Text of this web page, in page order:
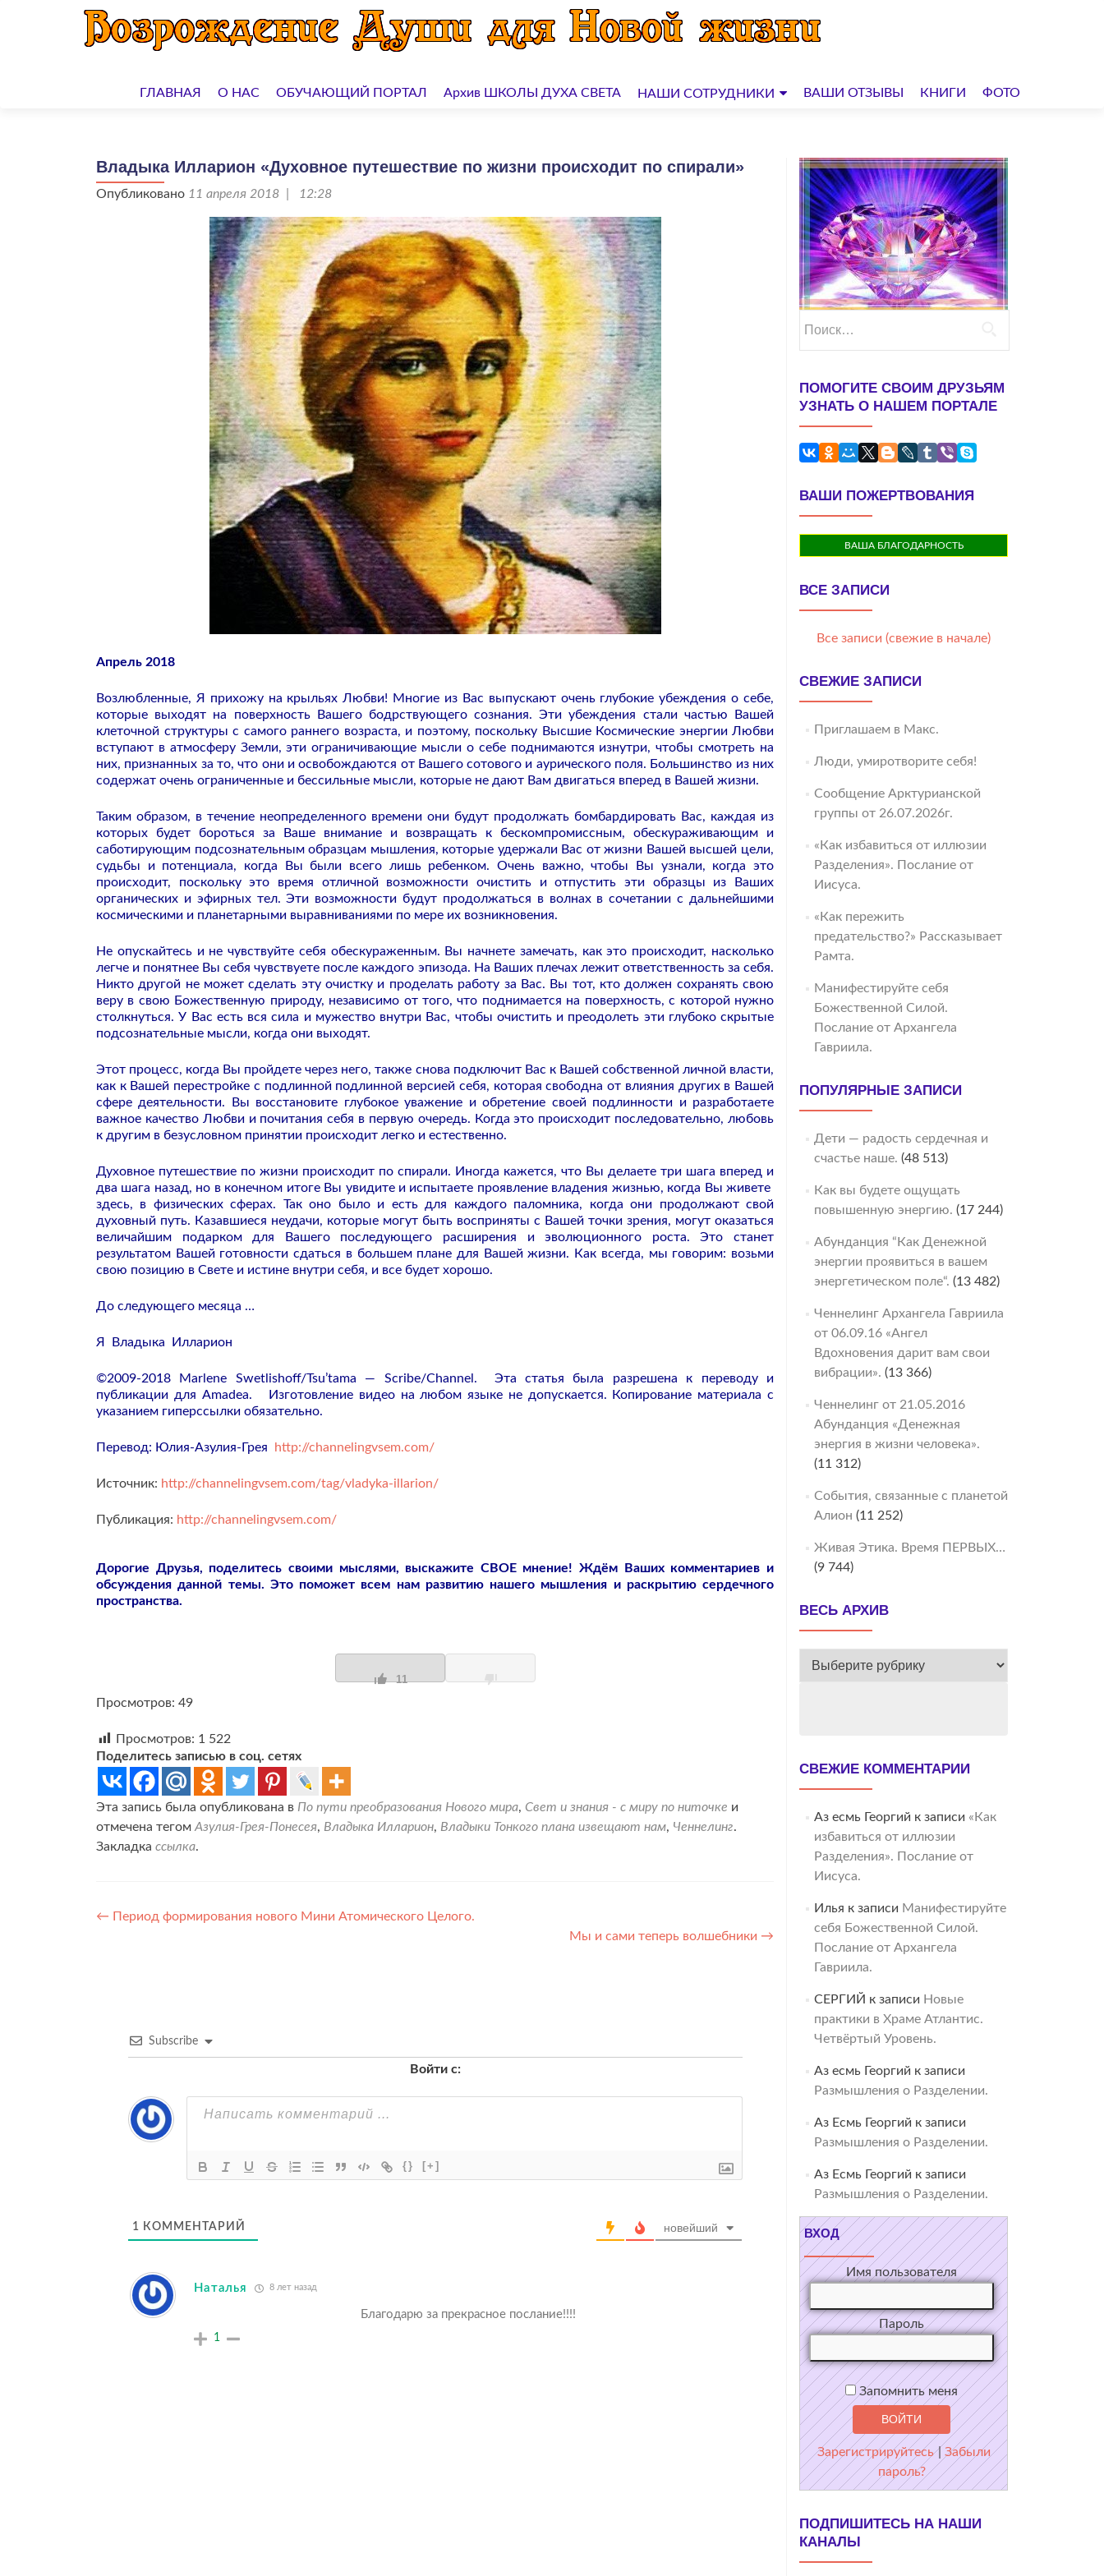
кГЛАВНАЯ О НАС ОБУЧАЮЩИЙ ПОРТАЛ Архив ШКОЛЫ ДУХА СВЕТА НАШИ СОТРУДНИКИ ВАШИ ОТЗЫВЫ КНИГИ ФОТО
Владыка Илларион «Духовное путешествие по жизни происходит по спирали»
Опубликовано 11 апреля 2018 | 12:28
Апрель 2018
Возлюбленные, Я прихожу на крыльях Любви! Многие из Вас выпускают очень глубокие убеждения о себе,
которые выходят на поверхность Вашего бодрствующего сознания. Эти убеждения стали частью Вашей
клеточной структуры с самого раннего возраста, и поэтому, поскольку Высшие Космические энергии Любви
вступают в атмосферу Земли, эти ограничивающие мысли о себе поднимаются изнутри, чтобы смотреть на
них, признанных за то, что они и освобождаются от Вашего сотового и аурического поля. Большинство из них
содержат очень ограниченные и бессильные мысли, которые не дают Вам двигаться вперед в Вашей жизни.
Таким образом, в течение неопределенного времени они будут продолжать бомбардировать Вас, каждая из
которых будет бороться за Ваше внимание и возвращать к бескомпромиссным, обескураживающим и
саботирующим подсознательным образцам мышления, которые удержали Вас от жизни Вашей высшей цели,
судьбы и потенциала, когда Вы были всего лишь ребенком. Очень важно, чтобы Вы узнали, когда это
происходит, поскольку это время отличной возможности очистить и отпустить эти образцы из Ваших
органических и эфирных тел. Эти возможности будут продолжаться в волнах в сочетании с дальнейшими
космическими и планетарными выравниваниями по мере их возникновения.
Не опускайтесь и не чувствуйте себя обескураженным. Вы начнете замечать, как это происходит, насколько
легче и понятнее Вы себя чувствуете после каждого эпизода. На Ваших плечах лежит ответственность за себя.
Никто другой не может сделать эту очистку и проделать работу за Вас. Вы тот, кто должен сохранять свою
веру в свою Божественную природу, независимо от того, что поднимается на поверхность, с которой нужно
столкнуться. У Вас есть вся сила и мужество внутри Вас, чтобы очистить и преодолеть эти глубоко скрытые
подсознательные мысли, когда они выходят.
Этот процесс, когда Вы пройдете через него, также снова подключит Вас к Вашей собственной личной власти,
как к Вашей перестройке с подлинной подлинной версией себя, которая свободна от влияния других в Вашей
сфере деятельности. Вы восстановите глубокое уважение и обретение своей подлинности и разработаете
важное качество Любви и почитания себя в первую очередь. Когда это происходит последовательно, любовь
к другим в безусловном принятии происходит легко и естественно.
Духовное путешествие по жизни происходит по спирали. Иногда кажется, что Вы делаете три шага вперед и
два шага назад, но в конечном итоге Вы увидите и испытаете проявление владения жизнью, когда Вы живете
здесь, в физических сферах. Так оно было и есть для каждого паломника, когда они продолжают свой
духовный путь. Казавшиеся неудачи, которые могут быть восприняты с Вашей точки зрения, могут оказаться
величайшим подарком для Вашего последующего расширения и эволюционного роста. Это станет
результатом Вашей готовности сдаться в большем плане для Вашей жизни. Как всегда, мы говорим: возьми
свою позицию в Свете и истине внутри себя, и все будет хорошо.
До следующего месяца …
Я Владыкa Илларион
©2009-2018 Marlene Swetlishoff/Tsu’tama — Scribe/Channel.
Эта статья была разрешена к переводу и
публикации для Amadea. Изготовление видео на любом языке не допускается. Копирование материала с
указанием гиперссылки обязательно.
Перевод: Юлия-Азулия-Грея http://channelingvsem.com/
Источник: http://channelingvsem.com/tag/vladyka-illarion/
Публикация: http://channelingvsem.com/
Дорогие Друзья, поделитесь своими мыслями, выскажите СВОЕ мнение! Ждём Ваших комментариев и
обсуждения данной темы. Это поможет всем нам развитию нашего мышления и раскрытию сердечного
пространства.
11
Просмотров: 49
Просмотров: 1 522
Поделитесь записью в соц. сетях
Эта запись была опубликована в По пути преобразования Нового мира, Свет и знания - с миру по ниточке и
отмечена тегом Азулия-Грея-Понесея, Владыка Илларион, Владыки Тонкого плана извещают нам, Ченнелинг.
Закладка ссылка.
Навигация
← Период формирования нового Мини Атомического Целого.
Мы и сами теперь волшебники →
Subscribe
Войти с:
{} [+]
1 КОММЕНТАРИЙ новейший
Наталья 8 лет назад
Благодарю за прекрасное послание!!!!
1
ПОМОГИТЕ СВОИМ ДРУЗЬЯМ
УЗНАТЬ О НАШЕМ ПОРТАЛЕ
ВАШИ ПОЖЕРТВОВАНИЯ
ВАША БЛАГОДАРНОСТЬ
ВСЕ ЗАПИСИ
Все записи (свежие в начале)
СВЕЖИЕ ЗАПИСИ
Приглашаем в Макс.
Люди, умиротворите себя!
Сообщение Арктурианской
группы от 26.07.2026г.
«Как избавиться от иллюзии
Разделения». Послание от
Иисуса.
«Как пережить
предательство?» Рассказывает
Рамта.
Манифестируйте себя
Божественной Силой.
Послание от Архангела
Гавриила.
ПОПУЛЯРНЫЕ ЗАПИСИ
Дети — радость сердечная и
счастье наше. (48 513)
Как вы будете ощущать
повышенную энергию. (17 244)
Абунданция “Как Денежной
энергии проявиться в вашем
энергетическом поле“. (13 482)
Ченнелинг Архангела Гавриила
от 06.09.16 «Ангел
Вдохновения дарит вам свои
вибрации». (13 366)
Ченнелинг от 21.05.2016
Абунданция «Денежная
энергия в жизни человека».
(11 312)
События, связанные с планетой
Алион (11 252)
Живая Этика. Время ПЕРВЫХ…
(9 744)
ВЕСЬ АРХИВ
ВЕСЬ
СВЕЖИЕ КОММЕНТАРИИ
Аз есмь Георгий к записи «Как
избавиться от иллюзии
Разделения». Послание от
Иисуса.
Илья к записи Манифестируйте
себя Божественной Силой.
Послание от Архангела
Гавриила.
СЕРГИЙ к записи Новые
практики в Храме Атлантис.
Четвёртый Уровень.
Аз есмь Георгий к записи
Размышления о Разделении.
Аз Есмь Георгий к записи
Размышления о Разделении.
Аз Есмь Георгий к записи
Размышления о Разделении.
ВХОД
Имя пользователя
Пароль
Запомнить меня
Зарегистрируйтесь | Забыли
пароль?
ПОДПИШИТЕСЬ НА НАШИ
КАНАЛЫ